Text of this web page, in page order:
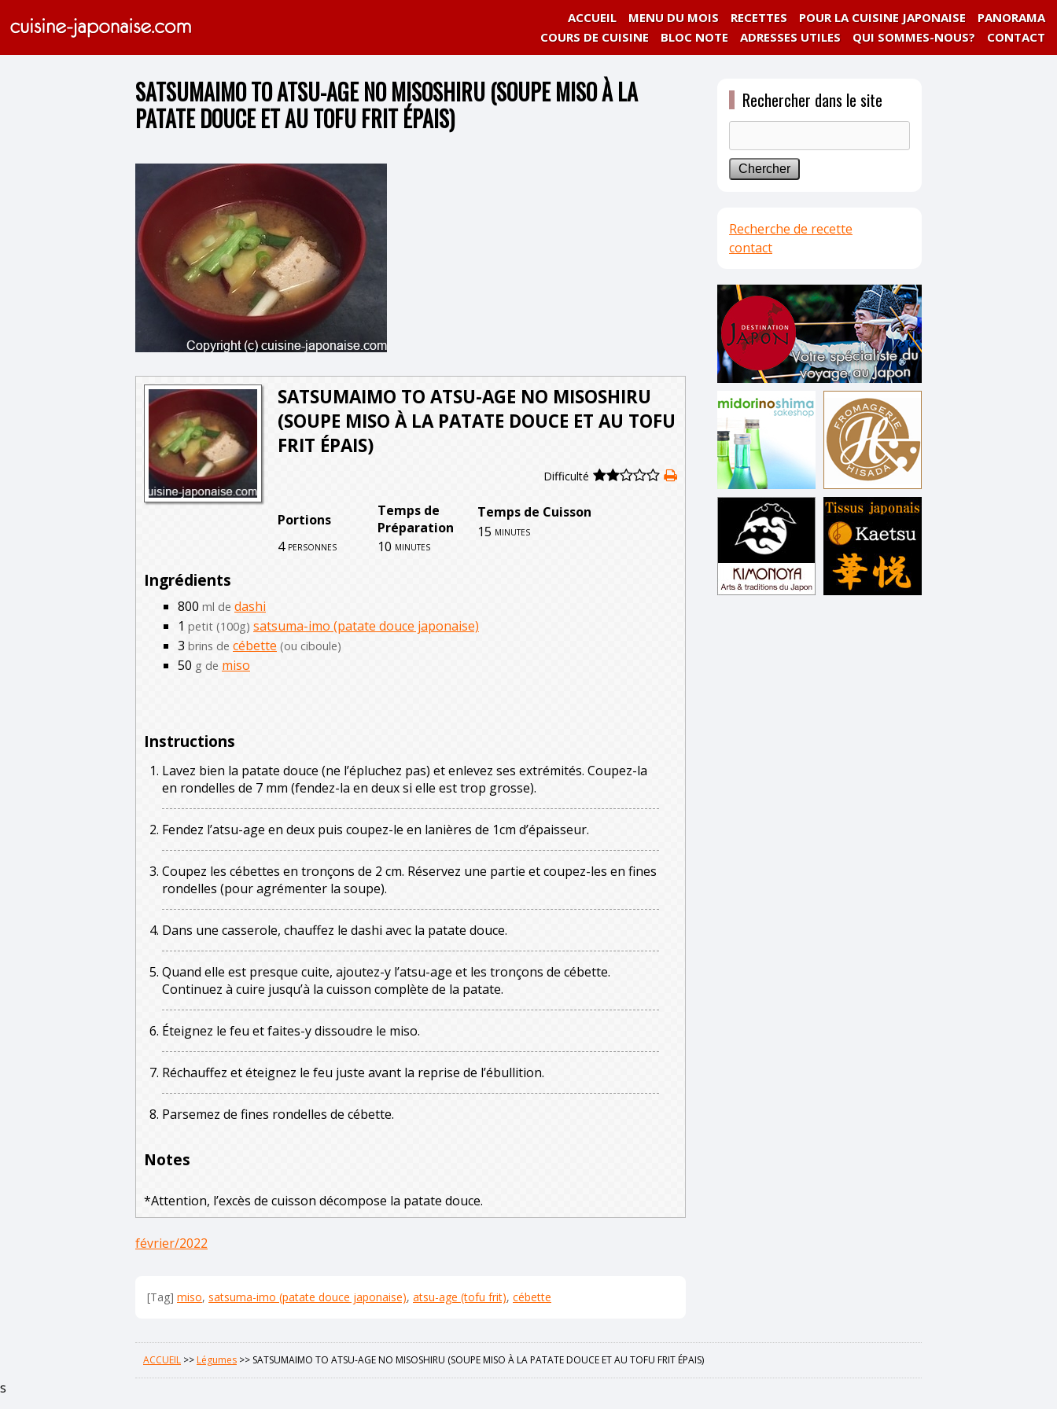
PANORAMA
POUR LA CUISINE JAPONAISE
RECETTES
MENU DU MOIS
ACCUEIL
CONTACT
QUI SOMMES-NOUS?
ADRESSES UTILES
BLOC NOTE
COURS DE CUISINE
SATSUMAIMO TO ATSU-AGE NO MISOSHIRU (SOUPE MISO À LA
PATATE DOUCE ET AU TOFU FRIT ÉPAIS)
SATSUMAIMO TO ATSU-AGE NO MISOSHIRU
(SOUPE MISO À LA PATATE DOUCE ET AU TOFU
FRIT ÉPAIS)
Difficulté
Portions
Temps de
Préparation
4 personnes 10 minutes
Temps de Cuisson
15 minutes
Ingrédients
800 ml de dashi
1 petit (100g) satsuma-imo (patate douce japonaise)
3 brins de cébette (ou ciboule)
50 g de miso
Instructions
Lavez bien la patate douce (ne l’épluchez pas) et enlevez ses extrémités. Coupez-la
en rondelles de 7 mm (fendez-la en deux si elle est trop grosse).
Fendez l’atsu-age en deux puis coupez-le en lanières de 1cm d’épaisseur.
Coupez les cébettes en tronçons de 2 cm. Réservez une partie et coupez-les en fines
rondelles (pour agrémenter la soupe).
Dans une casserole, chauffez le dashi avec la patate douce.
Quand elle est presque cuite, ajoutez-y l’atsu-age et les tronçons de cébette.
Continuez à cuire jusqu’à la cuisson complète de la patate.
Éteignez le feu et faites-y dissoudre le miso.
Réchauffez et éteignez le feu juste avant la reprise de l’ébullition.
Parsemez de fines rondelles de cébette.
Notes
*Attention, l’excès de cuisson décompose la patate douce.
février/2022
[Tag] miso, satsuma-imo (patate douce japonaise), atsu-age (tofu frit), cébette
Rechercher dans le site
Recherche de recette
contact
ACCUEIL >>Légumes >> SATSUMAIMO TO ATSU-AGE NO MISOSHIRU (SOUPE MISO À LA PATATE DOUCE ET AU TOFU FRIT ÉPAIS)
s